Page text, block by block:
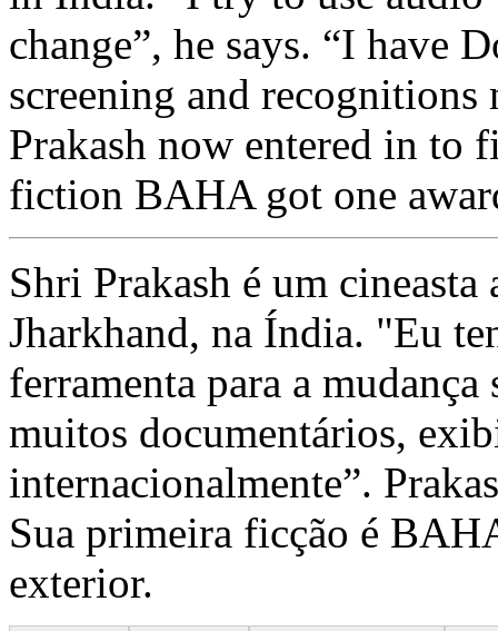
change”, he says. “I have
screening and
Prakash now entered in
fiction BAHA got one
Shri Prakash é um
Jharkhand, na Índia. "Eu
ferramenta para a
muitos documentários,
internacionalmente”.
Sua primeira ficção é
exterior.